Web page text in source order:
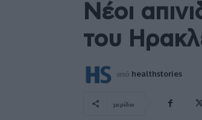
Νέοι
του
από healthstories
μερίδιο